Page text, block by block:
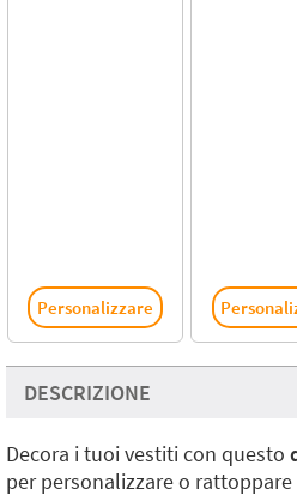
Personalizzare
DESCRIZIONE
Decora i tuoi vestiti con questo
per personalizzare o